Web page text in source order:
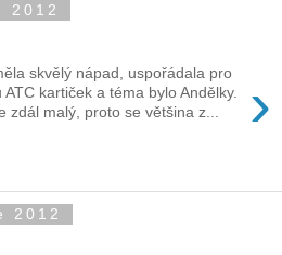
2012
›
skvělý nápad, uspořádala pro
kartiček a téma bylo Andělky.
zdál malý, proto se většina z...
2012